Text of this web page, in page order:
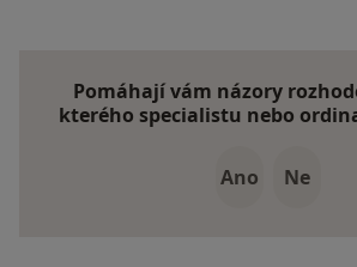
Pomáhají vám názory
kterého specialistu nebo
Ano Ne